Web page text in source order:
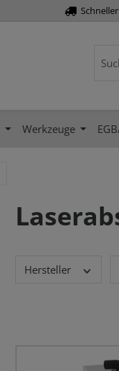
Schneller
Werkzeuge
Hersteller